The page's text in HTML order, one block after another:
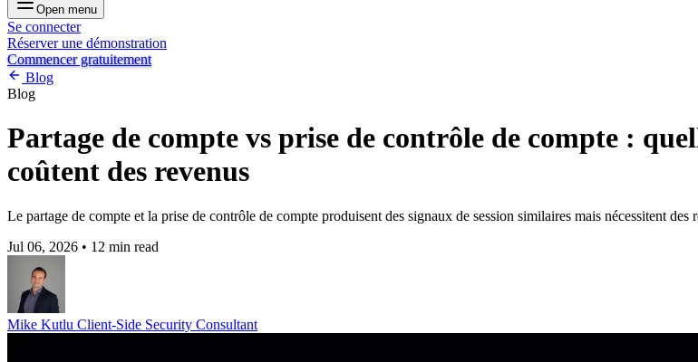
Open menu
Se connecter
Réserver une démonstration
Commencer gratuitement
Blog
Blog
Partage de compte vs prise de contrôle de compte :
coûtent des revenus
Le partage de compte et la prise de contrôle de compte produisent des signaux de session similaires mais nécessitent des
Jul 06, 2026 • 12 min read
Mike Kutlu Client-Side Security Consultant